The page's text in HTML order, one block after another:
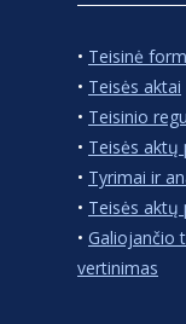
• Teisinė
• Teisės aktai
• Teisinio
• Teisės aktų
• Tyrimai ir
• Teisės aktų
• Galiojančio
vertinimas